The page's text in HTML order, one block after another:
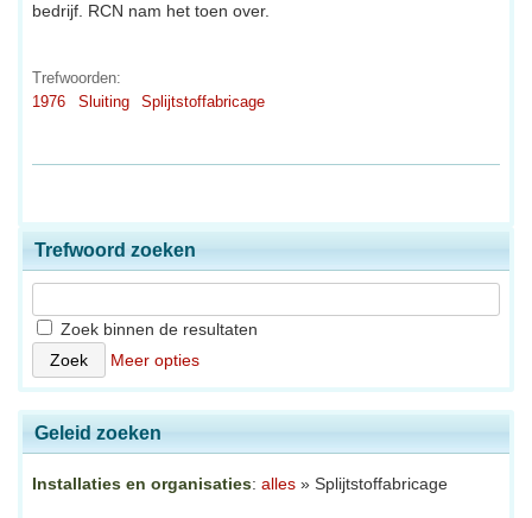
bedrijf. RCN nam het toen over.
Trefwoorden:
1976
Sluiting Splijtstoffabricage
Trefwoord zoeken
Zoek binnen de resultaten
Meer opties
Geleid zoeken
Installaties en organisaties: alles » Splijtstoffabricage